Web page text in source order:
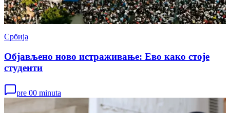
Србија
Објављено ново истраживање: Ево како стоје
студенти
pre 00 minuta